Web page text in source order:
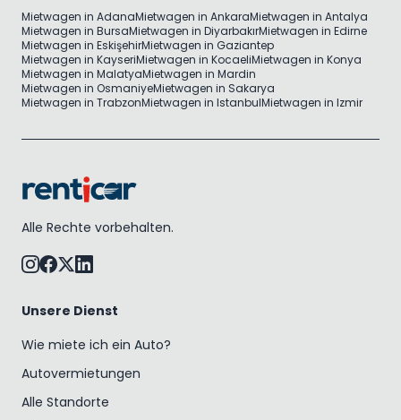
Mietwagen in AdanaMietwagen in AnkaraMietwagen in Antalya
Mietwagen in BursaMietwagen in DiyarbakırMietwagen in Edirne
Mietwagen in EskişehirMietwagen in Gaziantep
Mietwagen in KayseriMietwagen in KocaeliMietwagen in Konya
Mietwagen in MalatyaMietwagen in Mardin
Mietwagen in OsmaniyeMietwagen in Sakarya
Mietwagen in TrabzonMietwagen in IstanbulMietwagen in Izmir
Alle Rechte vorbehalten.
Unsere Dienst
Wie miete ich ein Auto?
Autovermietungen
Alle Standorte